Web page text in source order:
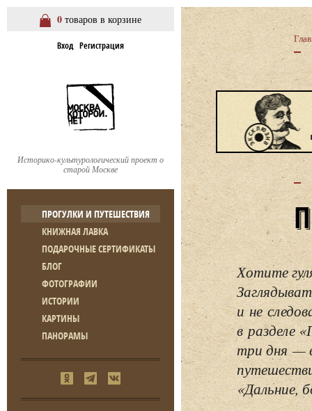
0 товаров в корзине
Вход Регистрация
Историко-культурологический проект о
старой Москве
ПРОГУЛКИ И ПУТЕШЕСТВИЯ
КНИЖНАЯ ЛАВКА
ПОДАРОЧНЫЕ СЕРТИФИКАТЫ
БЛОГ
ФОТОГРАФИИ
ИСТОРИИ
КАРТИНЫ
ПАНОРАМЫ
Хотите
и не
в разделе
три дня —
«Дальние,